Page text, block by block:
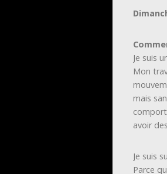
Je suis
Mon
mais
avoir
Je suis
Parce